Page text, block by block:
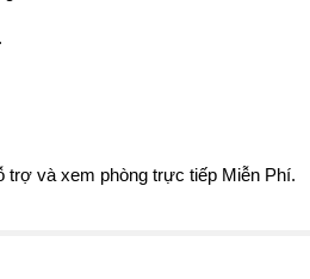
trợ và xem phòng trực tiếp Miễn Phí.